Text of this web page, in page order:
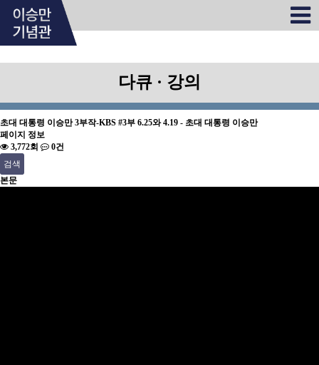
다큐 · 강의
초대 대통령 이승만 3부작-KBS #3부 6.25와 4.19 - 초대 대통령 이승만
페이지 정보
3,772회
0건
검색
본문